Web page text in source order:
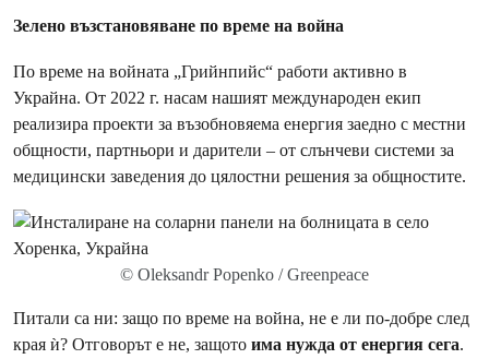
Зелено възстановяване по време на война
По време на войната „Грийнпийс“ работи активно в
Украйна. От 2022 г. насам нашият международен екип
реализира проекти за възобновяема енергия заедно с местни
общности, партньори и дарители – от слънчеви системи за
медицински заведения до цялостни решения за общностите.
© Oleksandr Popenko / Greenpeace
Питали са ни: защо по време на война, не е ли по-добре след
края ѝ? Отговорът е не, защото има нужда от енергия сега.